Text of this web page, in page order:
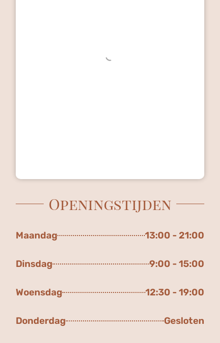
Openingstijden
Maandag 13:00 - 21:00
Dinsdag 9:00 - 15:00
Woensdag 12:30 - 19:00
Donderdag Gesloten